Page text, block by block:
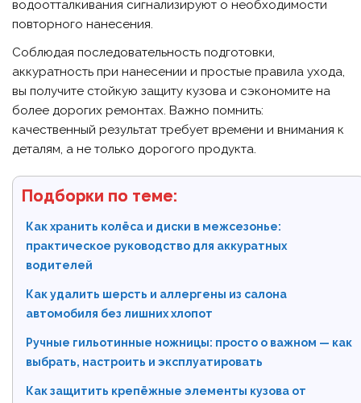
водоотталкивания сигнализируют о необходимости
повторного нанесения.
Соблюдая последовательность подготовки,
аккуратность при нанесении и простые правила ухода,
вы получите стойкую защиту кузова и сэкономите на
более дорогих ремонтах. Важно помнить:
качественный результат требует времени и внимания к
деталям, а не только дорогого продукта.
Подборки по теме:
Как хранить колёса и диски в межсезонье:
практическое руководство для аккуратных
водителей
Как удалить шерсть и аллергены из салона
автомобиля без лишних хлопот
Ручные гильотинные ножницы: просто о важном — как
выбрать, настроить и эксплуатировать
Как защитить крепёжные элементы кузова от